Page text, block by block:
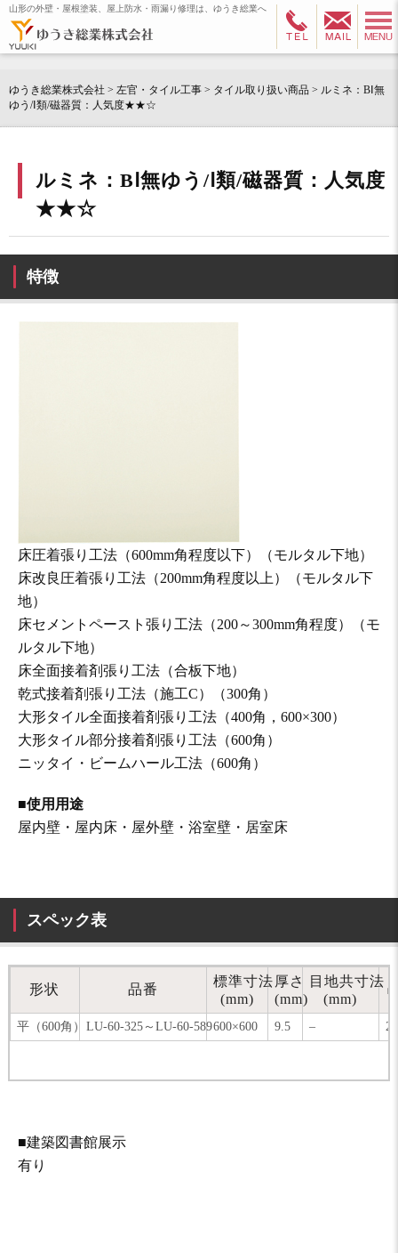
山形の外壁・屋根塗装、屋上防水・雨漏り修理は、ゆうき総業へ
ゆうき総業株式会社 > 左官・タイル工事 > タイル取り扱い商品 > ルミネ：BⅠ無
ゆう/Ⅰ類/磁器質：人気度★★☆
ルミネ：BⅠ無ゆう/Ⅰ類/磁器質：人気度
★★☆
特徴
床圧着張り工法（600mm角程度以下）（モルタル下地）
床改良圧着張り工法（200mm角程度以上）（モルタル下
地）
床セメントペースト張り工法（200～300mm角程度）（モ
ルタル下地）
床全面接着剤張り工法（合板下地）
乾式接着剤張り工法（施工C）（300角）
大形タイル全面接着剤張り工法（400角，600×300）
大形タイル部分接着剤張り工法（600角）
ニッタイ・ビームハール工法（600角）
■使用用途
屋内壁・屋内床・屋外壁・浴室壁・居室床
スペック表
形状 品番
標準寸法
(mm)
厚さ
(mm)
目地共寸法
(mm)
平（600角） LU-60-325～LU-60-589600×600 9.5 –
■建築図書館展示
有り